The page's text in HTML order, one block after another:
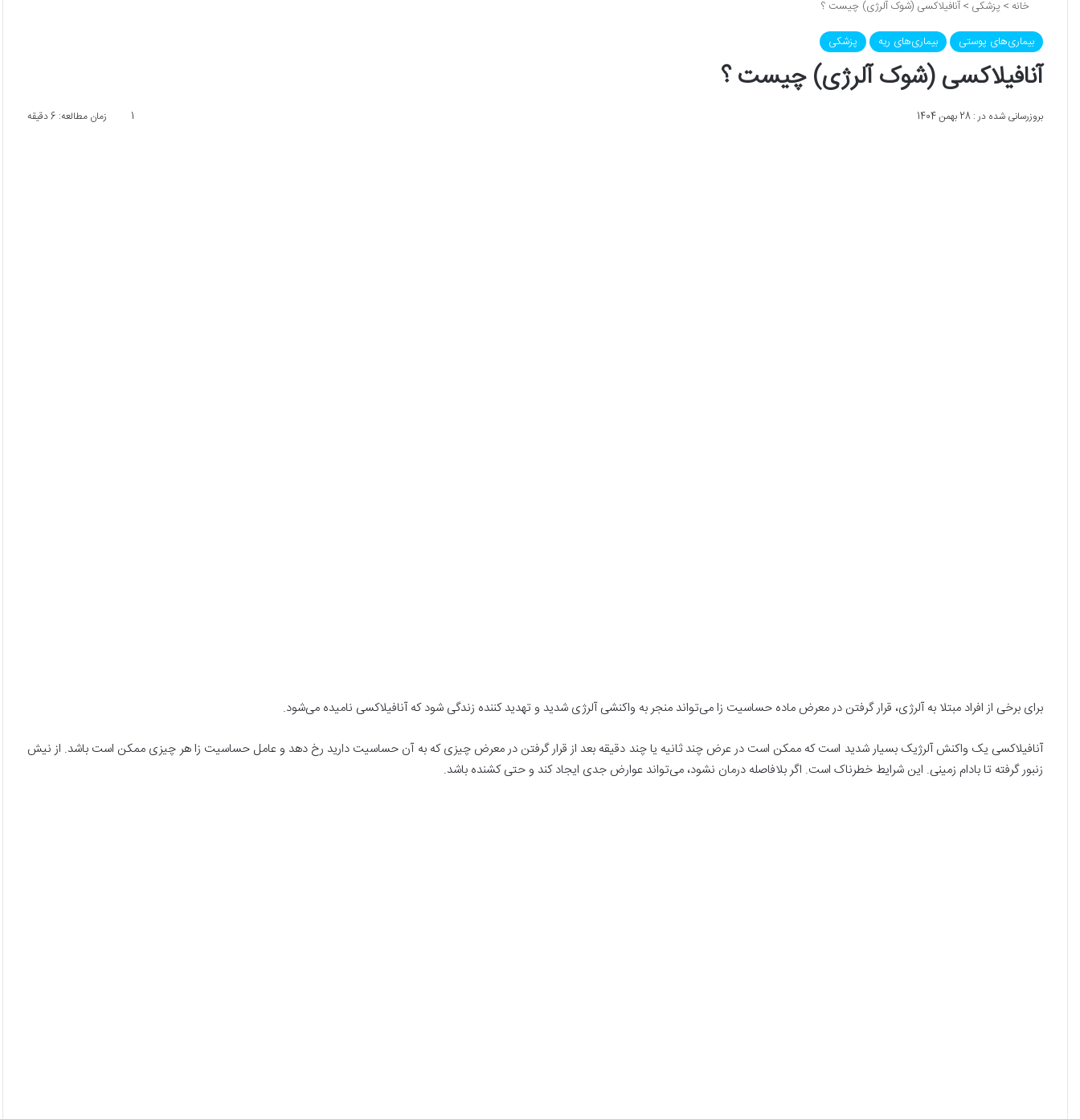
خانه > پزشکی >آنافیلاکسی (شوک آلرژی) چیست ؟
بیماری‌های پوستی
بیماری‌های ریه پزشکی
آنافیلاکسی (شوک آلرژی) چیست ؟
بروزرسانی شده در : 28 بهمن 1404 1 زمان مطالعه: 6 دقیقه
برای برخی از افراد مبتلا به آلرژی، قرار گرفتن در معرض ماده حساسیت زا می‌تواند منجر به واکنشی آلرژی شدید و تهدید کننده زندگی شود که آنافیلاکسی نامیده می‌شود.
آنافیلاکسی یک واکنش آلرژیک بسیار شدید است که ممکن است در عرض چند ثانیه یا چند دقیقه بعد از قرار گرفتن در معرض چیزی که به آن حساسیت دارید رخ دهد و عامل حساسیت زا هر چیزی ممکن است باشد. از نیش
زنبور گرفته تا بادام زمینی. این شرایط خطرناک است. اگر بلافاصله درمان نشود، می‌تواند عوارض جدی ایجاد کند و حتی کشنده باشد.